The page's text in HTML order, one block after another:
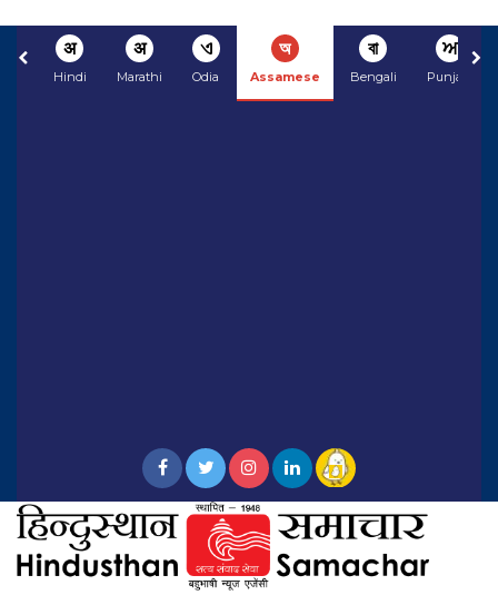
अ
Hindi
अ
Marathi
ଏ
Odia
অ
Assamese
বা
Bengali
ਅ
Punjabi